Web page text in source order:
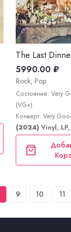
5990.00 ₽
Rock, Pop
Состояние: Very
(VG+)
Конверт: Very
(2024) Vinyl,
9 10 11